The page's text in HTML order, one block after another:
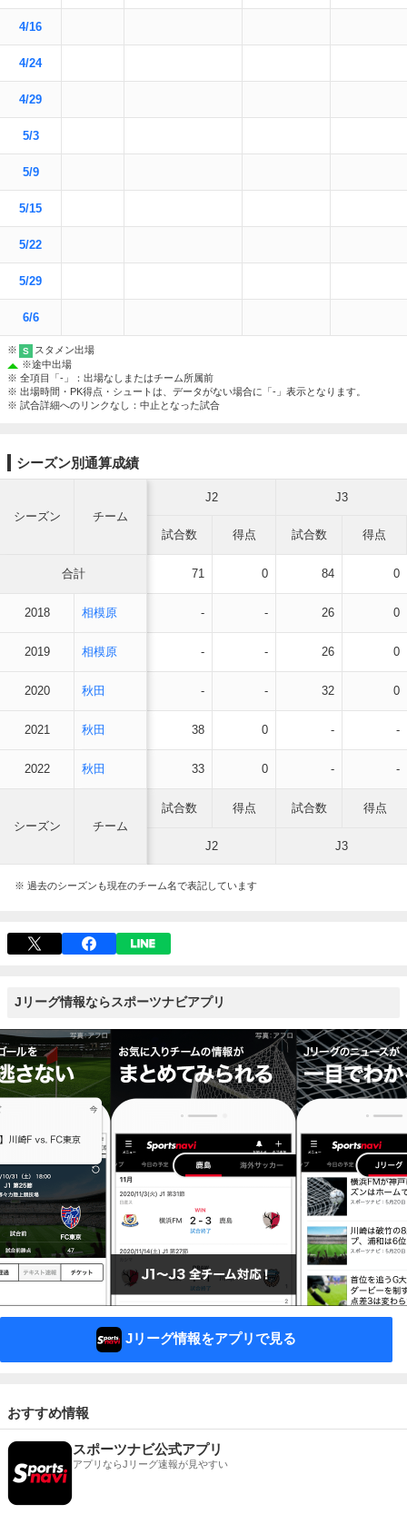
4/16
4/24
4/29
5/3
5/9
5/15
5/22
5/29
6/6
※ S
スタメン出場
※途中出場
※ 全項目「-」：出場なしまたはチーム所属前
※ 出場時間・PK得点・シュートは、データがない場合に「-」表示となります。
※ 試合詳細へのリンクなし：中止となった試合
シーズン別通算成績
シーズン チーム
J2 J3
試合数 得点 試合数 得点
合計 71 0 84 0
2018 相模原 - - 26 0
2019 相模原 - - 26 0
2020 秋田 - - 32 0
2021 秋田 38 0 - -
2022 秋田 33 0 - -
シーズン チーム
試合数 得点 試合数 得点
J2 J3
※ 過去のシーズンも現在のチーム名で表記しています
Jリーグ情報ならスポーツナビアプリ
Jリーグ情報をアプリで見る
おすすめ情報
スポーツナビ公式アプリ
アプリならJリーグ速報が見やすい